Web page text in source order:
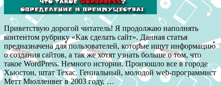
Приветствую дорогой читатель! Я продолжаю наполнять
контентом рубрику «Как сделать сайт». Данная статья
предназначена для пользователей, которые ищут информацию
о создания сайтов, а так же хотят узнать больше о том, что
такое WordPress. Немного истории. Произошло все в городе
Хьюстон, штат Техас. Гениальный, молодой web-программист
Метт Мюлленвег в 2003 году, …